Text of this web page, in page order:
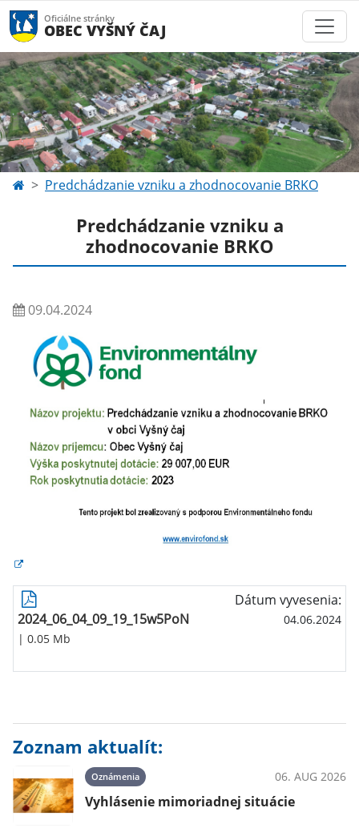
Oficiálne stránky
OBEC VYŠNÝ ČAJ
Predchádzanie vzniku a zhodnocovanie BRKO
Predchádzanie vzniku a
zhodnocovanie BRKO
09.04.2024
2024_06_04_09_19_15w5PoN
| 0.05 Mb
Dátum vyvesenia:
04.06.2024
Zoznam aktualít:
Oznámenia 06. AUG 2026
Vyhlásenie mimoriadnej situácie